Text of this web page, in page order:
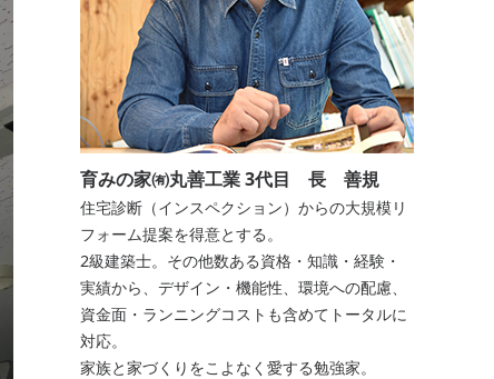
育みの家㈲丸善工業 3代目 長 善規
住宅診断（インスペクション）からの大規模リ
フォーム提案を得意とする。
2級建築士。その他数ある資格・知識・経験・
実績から、デザイン・機能性、環境への配慮、
資金面・ランニングコストも含めてトータルに
対応。
家族と家づくりをこよなく愛する勉強家。